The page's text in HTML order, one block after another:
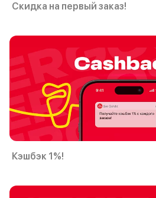
Скидка на первый заказ!
Кэшбэк 1%!